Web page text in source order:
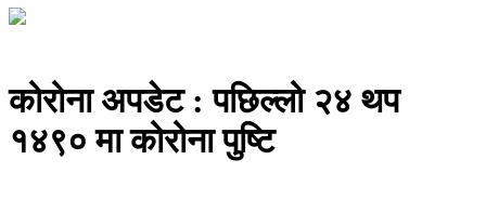
कोरोना अपडेट : पछिल्लो २४ थप
१४९० मा कोरोना पुष्टि